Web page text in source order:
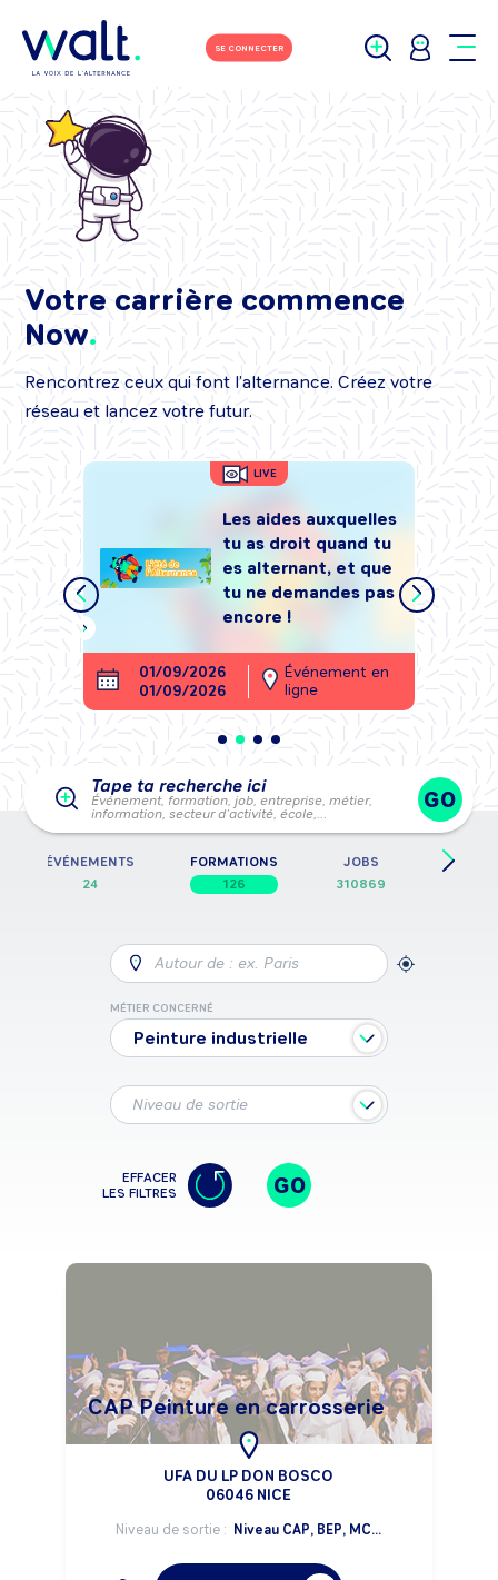
SE CONNECTER
Votre carrière commence
Now
Rencontrez ceux qui font l’alternance. Créez votre
réseau et lancez votre futur.
LIVE
Les aides auxquelles
tu as droit quand tu
es alternant, et que
tu ne demandes pas
encore !
01/09/2026
01/09/2026
Événement en
ligne
Tape ta recherche ici
Événement, formation, job, entreprise, métier,
information, secteur d’activité, école,…
GO
ÉVÉNEMENTS
24
FORMATIONS
126
JOBS
310869
FICHES
EFFACER
LES FILTRES
Autour de : ex. Paris
MÉTIER CONCERNÉ
Peinture industrielle
Niveau de sortie
GO
CAP Peinture en carrosserie
UFA DU LP DON BOSCO
06046 NICE
Niveau de sortie : Niveau CAP, BEP, MC...